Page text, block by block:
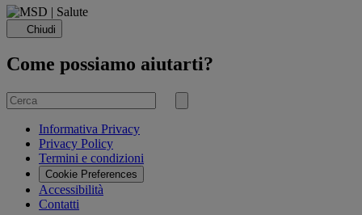
Chiudi
Come possiamo aiutarti?
Cerca
per
Invia
Informativa Privacy
Privacy Policy
Termini e condizioni
Cookie Preferences
Accessibilità
Contatti